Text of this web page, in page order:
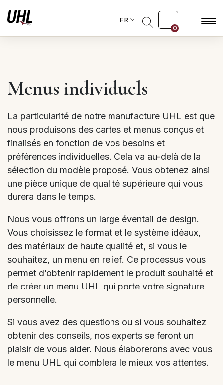
FR
0
Menus individuels
La particularité de notre manufacture UHL est que
nous produisons des cartes et menus conçus et
finalisés en fonction de vos besoins et
préférences individuelles. Cela va au-delà de la
sélection du modèle proposé. Vous obtenez ainsi
une pièce unique de qualité supérieure qui vous
durera dans le temps.
Nous vous offrons un large éventail de design.
Vous choisissez le format et le système idéaux,
des matériaux de haute qualité et, si vous le
souhaitez, un menu en relief. Ce processus vous
permet d’obtenir rapidement le produit souhaité et
de créer un menu UHL qui porte votre signature
personnelle.
Si vous avez des questions ou si vous souhaitez
obtenir des conseils, nos experts se feront un
plaisir de vous aider. Nous élaborerons avec vous
le menu UHL qui comblera le mieux vos attentes.